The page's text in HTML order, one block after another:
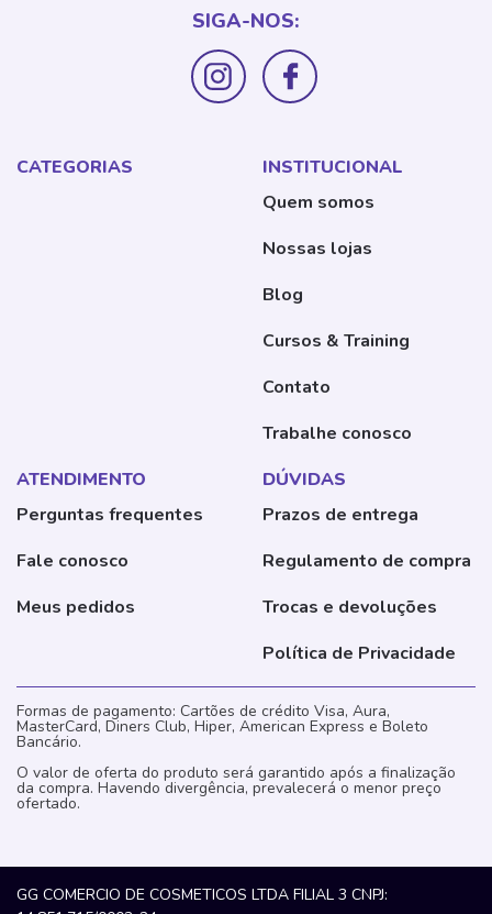
SIGA-NOS:
CATEGORIAS
INSTITUCIONAL
Quem somos
Nossas lojas
Blog
Cursos & Training
Contato
Trabalhe conosco
ATENDIMENTO
Perguntas frequentes
Fale conosco
Meus pedidos
DÚVIDAS
Prazos de entrega
Regulamento de compra
Trocas e devoluções
Política de Privacidade
Formas de pagamento: Cartões de crédito Visa, Aura,
MasterCard, Diners Club, Hiper, American Express e Boleto
Bancário.
O valor de oferta do produto será garantido após a finalização
da compra. Havendo divergência, prevalecerá o menor preço
ofertado.
GG COMERCIO DE COSMETICOS LTDA FILIAL 3 CNPJ: